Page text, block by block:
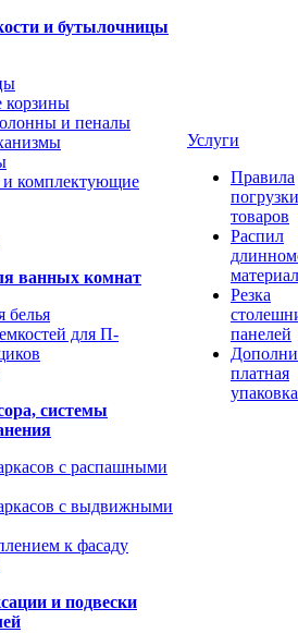
и бутылочницы
и пеналы
и комплектующие
ванных комнат
белья
для П-
системы
с распашными
с выдвижными
к фасаду
и подвески
Услуги
Правила
погрузки
товаров
Распил
Резка
панелей
платная
упаковка